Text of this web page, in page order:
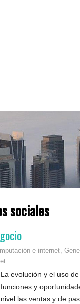
sociales
e internet,
La evolución y el uso
funciones y
nivel las ventas y de